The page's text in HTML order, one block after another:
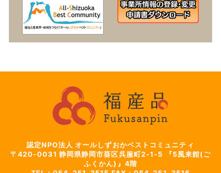
認定NPO法人 オールしずおかベストコミュニティ
〒420-0031 静岡県静岡市葵区呉服町2-1-5
『5風来館(ご
ふくかん)』4階